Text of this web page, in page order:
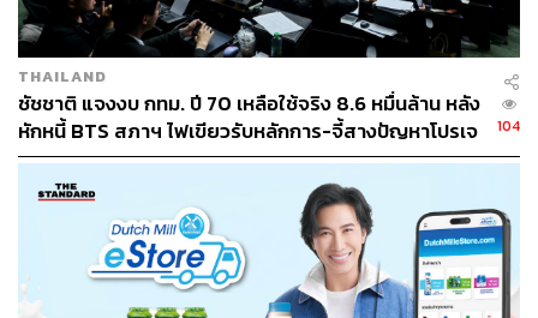
THAILAND
ชัชชาติ แจงงบ กทม. ปี 70 เหลือใช้จริง 8.6 หมื่นล้าน หลัง
หักหนี้ BTS สภาฯ ไฟเขียวรับหลักการ-จี้สางปัญหาโปรเจ
กต์ล่าช้า
104